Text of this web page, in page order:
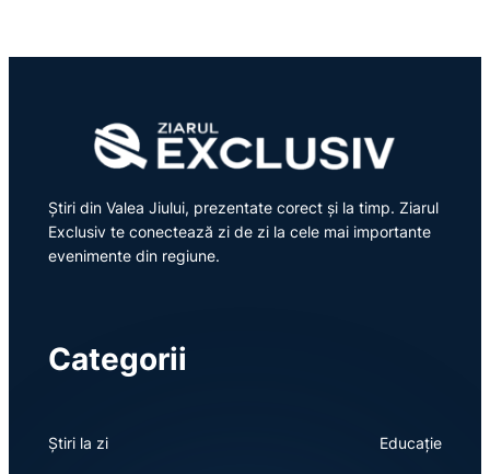
Știri din Valea Jiului, prezentate corect și la timp. Ziarul
Exclusiv te conectează zi de zi la cele mai importante
evenimente din regiune.
Categorii
Știri la zi Educație